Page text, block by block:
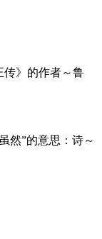
》的作者～鲁
然”的意思：诗～